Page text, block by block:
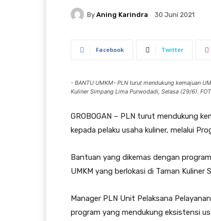
By Aning Karindra 30 Juni 2021
Facebook Twitter
- BANTU UMKM- PLN turut mendukung kemajuan
Kuliner Simpang Lima Purwodadi, Selasa (29/6).
GROBOGAN – PLN turut mendukung
kepada pelaku usaha kuliner, melalui
Bantuan yang dikemas dengan
UMKM yang berlokasi di Taman Kuliner
Manager PLN Unit Pelaksana
program yang mendukung eksistensi